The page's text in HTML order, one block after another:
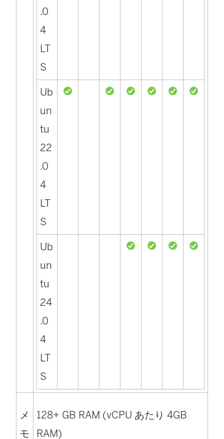
.0
4
LT
S
Ub
un
tu
22
.0
4
LT
S
Ub
un
tu
24
.0
4
LT
S
メ
モ
128+ GB RAM (vCPU あたり 4GB
RAM)